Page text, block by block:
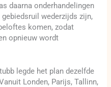
daarna onderhandelingen
wederzijds zijn,
komen, zodat
opnieuw wordt
legde het plan dezelfde
Londen, Parijs, Tallinn,